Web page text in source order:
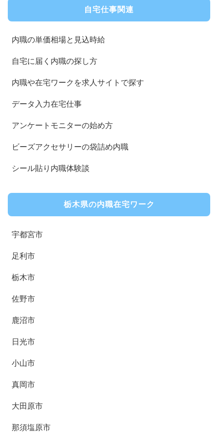
自宅仕事関連
内職の単価相場と見込時給
自宅に届く内職の探し方
内職や在宅ワークを求人サイトで探す
データ入力在宅仕事
アンケートモニターの始め方
ビーズアクセサリーの袋詰め内職
シール貼り内職体験談
栃木県の内職在宅ワーク
宇都宮市
足利市
栃木市
佐野市
鹿沼市
日光市
小山市
真岡市
大田原市
那須塩原市